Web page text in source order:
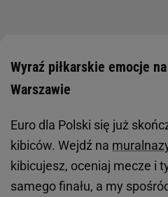
Wyraź piłkarskie emocje
Warszawie
Euro dla Polski się już
kibiców. Wejdź na
kibicujesz, oceniaj mecze i
samego finału, a my